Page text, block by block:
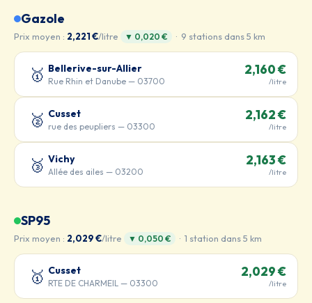
Gazole
Prix moyen : 2,221 €/litre ▼ 0,020 € · 9 stations dans 5 km
🥇 Bellerive-sur-Allier
Rue Rhin et Danube — 03700
2,160 €
/litre
🥈 Cusset
rue des peupliers — 03300
2,162 €
/litre
🥉 Vichy
Allée des ailes — 03200
2,163 €
/litre
SP95
Prix moyen : 2,029 €/litre ▼ 0,050 € · 1 station dans 5 km
🥇 Cusset
RTE DE CHARMEIL — 03300
2,029 €
/litre